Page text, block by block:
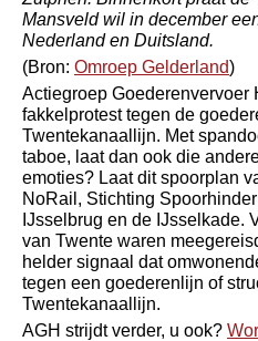
Mansveld wil in december
Nederland en Duitsland.
(Bron: Omroep Gelderland)
Actiegroep Goederenvervoer
fakkelprotest tegen de
Twentekanaallijn. Met
taboe, laat dan ook die
emoties? Laat dit spoorplan
NoRail, Stichting
IJsselbrug en de IJsselkade.
van Twente waren
helder signaal dat
tegen een goederenlijn of
Twentekanaallijn.
AGH strijdt verder, u ook?